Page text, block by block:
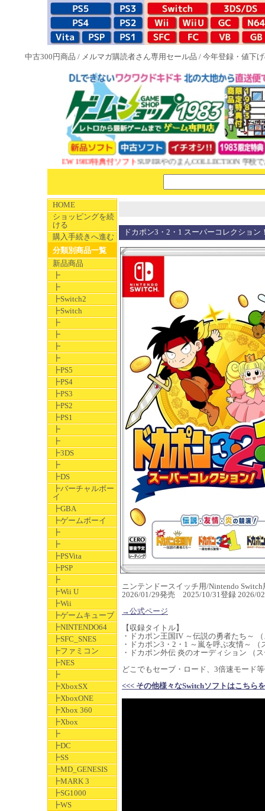
中古300円商品 / メルマガ購読者さん専用セール品 / 今年登録・値下
NEW 1983特典付ソフトSUPERやのまんCOLLECTION 学校であっ
HOME
ショッピングを続
ける
購入手続きへ進む
分類別商品一覧
新品商品
┣
┣
┣Switch2
┣Switch
┣
┣
┣
┣
┣PS5
┣PS4
┣PS3
┣PS2
┣PS1
┣
┣
┣3DS
┣
┣DS
┣バーチャルボー
イ
┣GBA
┣ゲームボーイ
┣
┣
┣PSVita
┣PSP
┣
┣Wii U
┣Wii
┣ゲームキューブ
┣NINTENDO64
┣SFC_SNES
┣ファミコン
┣NES
┣
┣XboxSX
┣XboxONE
┣Xbox 360
┣Xbox
┣
┣DC
┣SS
┣MD_GENESIS
┣MARK 3
┣SG1000
┣WS
ドカポン3・2・1 スーパーコレクション
ニンテンドースイッチ用/Nintendo
2026/01/29発売 2025/10/31登録 2026/
→公式ページ
【収録タイトル】
・ドカポン王国IV ～伝説の勇者たち～
・ドカポン3・2・1 ～嵐を呼ぶ友情～
・ドカポン外伝 炎のオーディション （
どこでもセーブ・ロード、3倍速モード
<<< その他様々なSwitchソフトはこちら